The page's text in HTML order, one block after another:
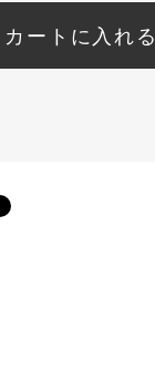
カートに入れる